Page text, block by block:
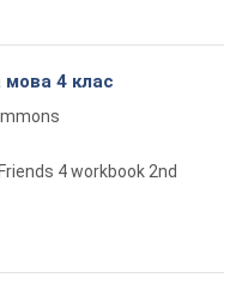
мова 4 клас
4 workbook 2nd